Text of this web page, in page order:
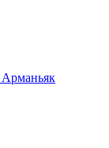
Арманьяк